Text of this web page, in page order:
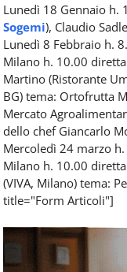
Lunedì 18 Gennaio h.
Sogemi), Claudio
Lunedì 8 Febbraio h.
Milano h. 10.00
Martino (Ristorante
BG) tema: Ortofrutta
Mercato
dello chef Giancarlo
Mercoledì 24 marzo
Milano h. 10.00
(VIVA, Milano) tema:
title="Form Articoli"]